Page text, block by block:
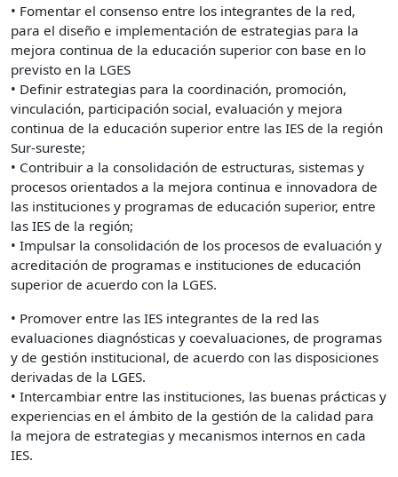
• Fomentar el consenso entre los integrantes de la red,
para el diseño e implementación de estrategias para la
mejora continua de la educación superior con base en lo
previsto en la LGES
• Definir estrategias para la coordinación, promoción,
vinculación, participación social, evaluación y mejora
continua de la educación superior entre las IES de la región
Sur-sureste;
• Contribuir a la consolidación de estructuras, sistemas y
procesos orientados a la mejora continua e innovadora de
las instituciones y programas de educación superior, entre
las IES de la región;
• Impulsar la consolidación de los procesos de evaluación y
acreditación de programas e instituciones de educación
superior de acuerdo con la LGES.
• Promover entre las IES integrantes de la red las
evaluaciones diagnósticas y coevaluaciones, de programas
y de gestión institucional, de acuerdo con las disposiciones
derivadas de la LGES.
• Intercambiar entre las instituciones, las buenas prácticas y
experiencias en el ámbito de la gestión de la calidad para
la mejora de estrategias y mecanismos internos en cada
IES.